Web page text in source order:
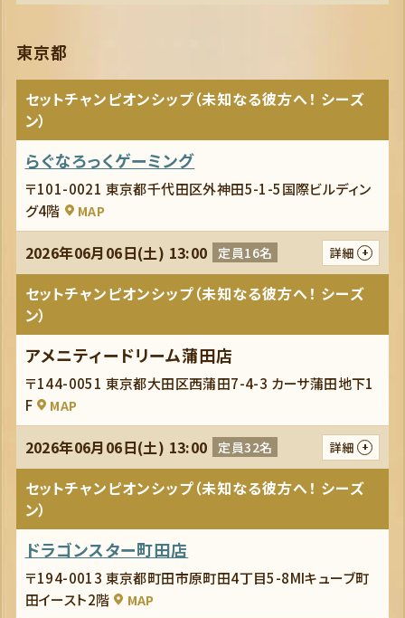
東京都
セットチャンピオンシップ（未知なる彼方へ！ シーズ
ン）
らぐなろっくゲーミング
〒101-0021 東京都千代田区外神田5-1-5国際ビルディン
グ4階
MAP
2026年06月06日(土) 13:00 定員16名 詳細
セットチャンピオンシップ（未知なる彼方へ！ シーズ
ン）
アメニティードリーム蒲田店
〒144-0051 東京都大田区西蒲田7-4-3 カーサ蒲田地下1
F
MAP
2026年06月06日(土) 13:00 定員32名 詳細
セットチャンピオンシップ（未知なる彼方へ！ シーズ
ン）
ドラゴンスター町田店
〒194-0013 東京都町田市原町田4丁目5-8MIキューブ町
田イースト2階
MAP